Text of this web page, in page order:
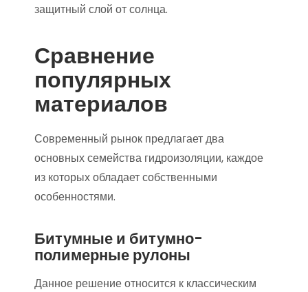
защитный слой от солнца.
Сравнение
популярных
материалов
Современный рынок предлагает два
основных семейства гидроизоляции, каждое
из которых обладает собственными
особенностями.
Битумные и битумно-
полимерные рулоны
Данное решение относится к классическим